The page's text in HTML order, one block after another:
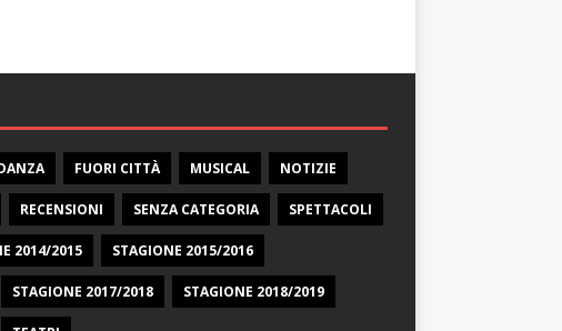
FUORI CITTÀ MUSICAL NOTIZIE
RECENSIONI SENZA CATEGORIA SPETTACOLI
2014/2015 STAGIONE 2015/2016
STAGIONE 2017/2018 STAGIONE 2018/2019